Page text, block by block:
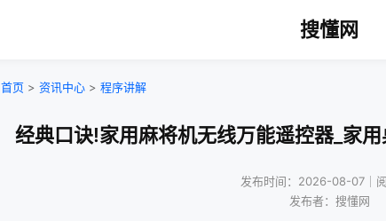
搜懂网
首页 > 资讯中心 > 程序讲解
经典口诀!家用麻将机无线万能遥控器_家
发布时间：2026-08-07｜
发布者：搜懂网